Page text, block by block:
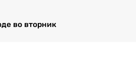
во вторник